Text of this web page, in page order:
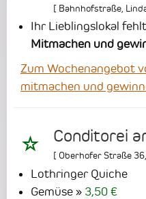
[ Bahnhofstraße,
Ihr Lieblingslokal
Mitmachen und
Zum Wochenangebot
mitmachen und
Conditorei
[ Oberhofer Straße 36
Lothringer Quiche
Gemüse
3,50 €